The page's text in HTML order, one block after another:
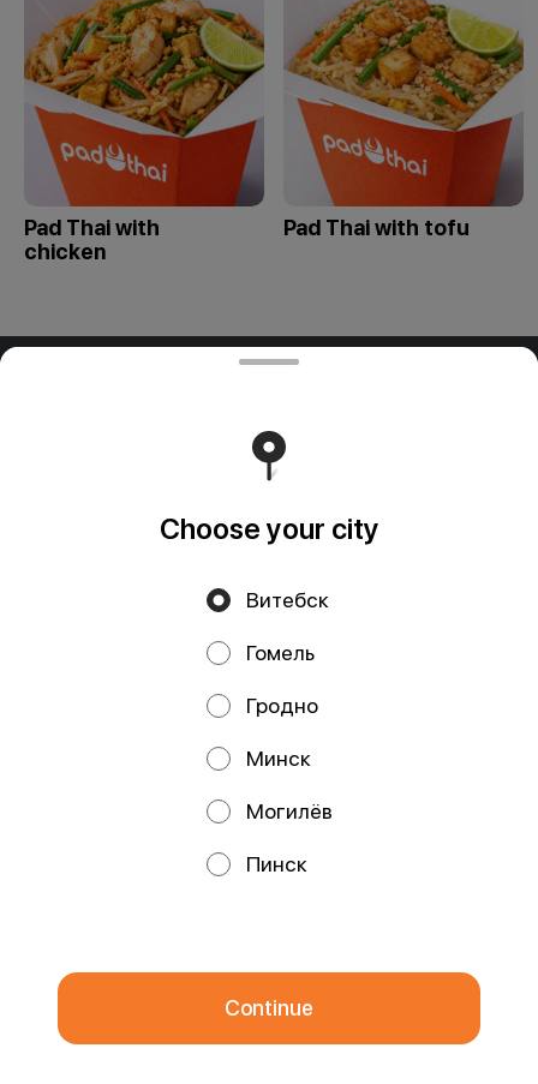
processing of your browser's cookies and the use of analytical
services in accordance with
Pad Thai with
chicken
Pad Thai with tofu
ООО "ПАДТАЙ-ГРУПП"
Свидетельство выдано Минским горисполкомом
03.12.2020 г. Интернет-магазин зарегистрирован в
Торговом реестре Республики Беларусь 18.01.2021г.
Файлы cookie
Choose your city
Витебск
Гомель
Гродно
Минск
Могилёв
Пинск